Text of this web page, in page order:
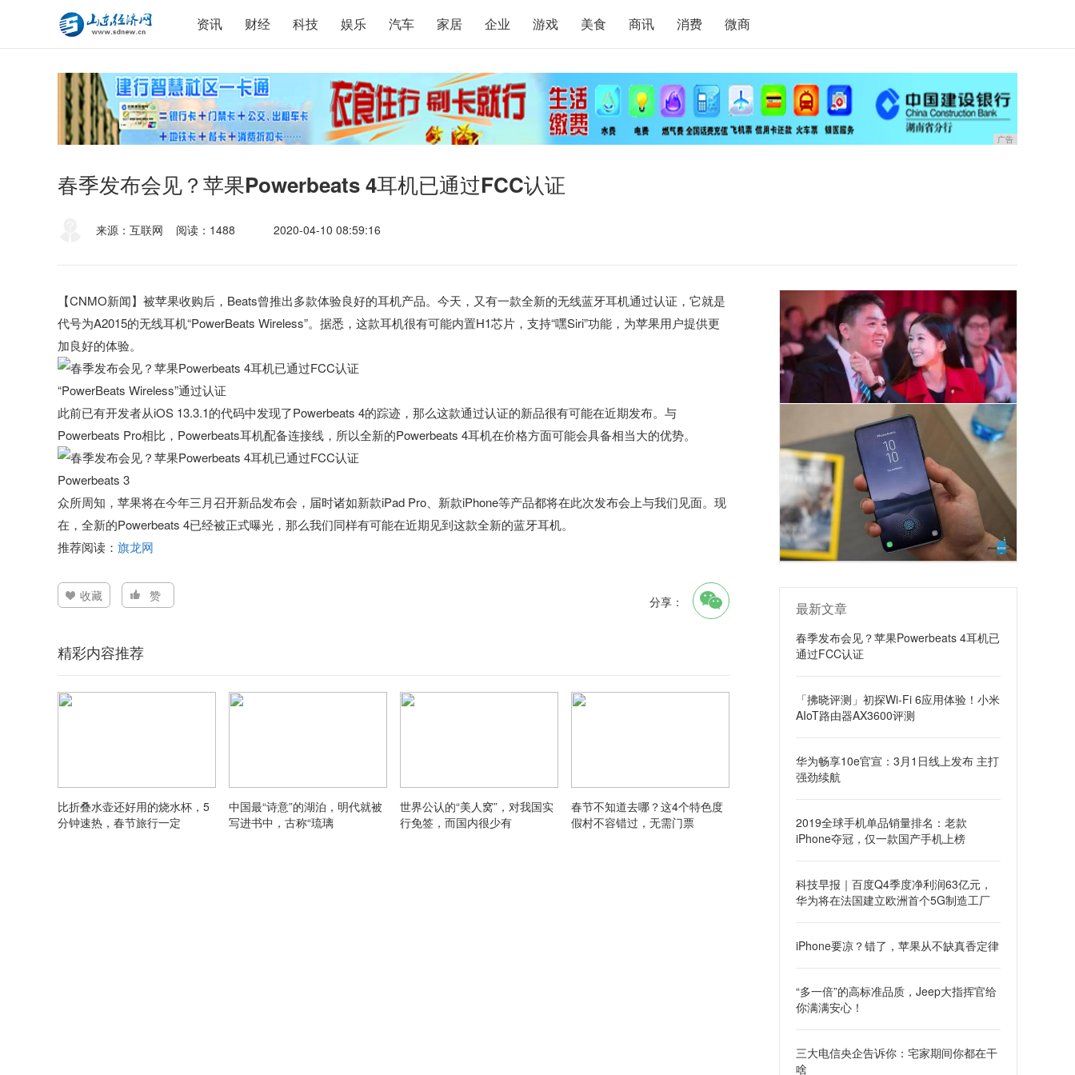
资讯 财经 科技 娱乐 汽车 家居 企业 游戏 美食 商讯 消费 微商
广告
春季发布会见？苹果Powerbeats 4耳机已通过FCC认证
来源：互联网 阅读：1488 2020-04-10 08:59:16
【CNMO新闻】被苹果收购后，Beats曾推出多款体验良好的耳机产品。今天，又有一款全新的无线蓝牙耳机通过认证，它就是
代号为A2015的无线耳机“PowerBeats Wireless”。据悉，这款耳机很有可能内置H1芯片，支持“嘿Siri”功能，为苹果用户提供更
加良好的体验。
“PowerBeats Wireless”通过认证
此前已有开发者从iOS 13.3.1的代码中发现了Powerbeats 4的踪迹，那么这款通过认证的新品很有可能在近期发布。与
Powerbeats Pro相比，Powerbeats耳机配备连接线，所以全新的Powerbeats 4耳机在价格方面可能会具备相当大的优势。
Powerbeats 3
众所周知，苹果将在今年三月召开新品发布会，届时诸如新款iPad Pro、新款iPhone等产品都将在此次发布会上与我们见面。现
在，全新的Powerbeats 4已经被正式曝光，那么我们同样有可能在近期见到这款全新的蓝牙耳机。
推荐阅读： 旗龙网
收藏 赞 分享：
精彩内容推荐
比折叠水壶还好用的烧水杯，5
分钟速热，春节旅行一定
中国最“诗意”的湖泊，明代就被
写进书中，古称“琉璃
世界公认的“美人窝”，对我国实
行免签，而国内很少有
春节不知道去哪？这4个特色度
假村不容错过，无需门票
最新文章
春季发布会见？苹果Powerbeats 4耳机已
通过FCC认证
「拂晓评测」初探Wi-Fi 6应用体验！小米
AIoT路由器AX3600评测
华为畅享10e官宣：3月1日线上发布 主打
强劲续航
2019全球手机单品销量排名：老款
iPhone夺冠，仅一款国产手机上榜
科技早报｜百度Q4季度净利润63亿元，
华为将在法国建立欧洲首个5G制造工厂
iPhone要凉？错了，苹果从不缺真香定律
“多一倍”的高标准品质，Jeep大指挥官给
你满满安心！
三大电信央企告诉你：宅家期间你都在干
啥